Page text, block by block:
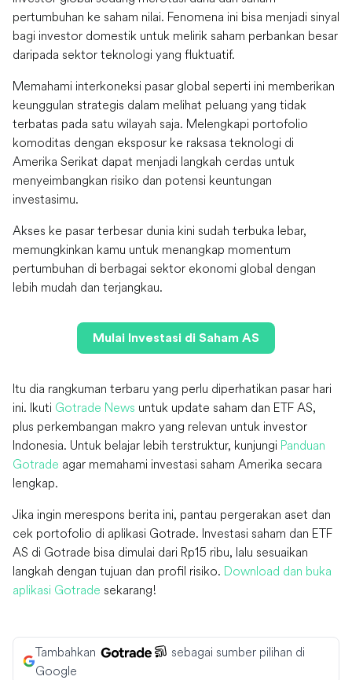
pertumbuhan ke saham nilai. Fenomena ini bisa menjadi sinyal
bagi investor domestik untuk melirik saham perbankan besar
daripada sektor teknologi yang fluktuatif.
Memahami interkoneksi pasar global seperti ini memberikan
keunggulan strategis dalam melihat peluang yang tidak
terbatas pada satu wilayah saja. Melengkapi portofolio
komoditas dengan eksposur ke raksasa teknologi di
Amerika Serikat dapat menjadi langkah cerdas untuk
menyeimbangkan risiko dan potensi keuntungan
investasimu.
Akses ke pasar terbesar dunia kini sudah terbuka lebar,
memungkinkan kamu untuk menangkap momentum
pertumbuhan di berbagai sektor ekonomi global dengan
lebih mudah dan terjangkau.
Mulai Investasi di Saham AS
Itu dia rangkuman terbaru yang perlu diperhatikan pasar hari
ini. Ikuti Gotrade News untuk update saham dan ETF AS,
plus perkembangan makro yang relevan untuk investor
Indonesia. Untuk belajar lebih terstruktur, kunjungi Panduan
Gotrade agar memahami investasi saham Amerika secara
lengkap.
Jika ingin merespons berita ini, pantau pergerakan aset dan
cek portofolio di aplikasi Gotrade. Investasi saham dan ETF
AS di Gotrade bisa dimulai dari Rp15 ribu, lalu sesuaikan
langkah dengan tujuan dan profil risiko. Download dan buka
aplikasi Gotrade sekarang!
Tambahkan
sebagai sumber pilihan di
Google